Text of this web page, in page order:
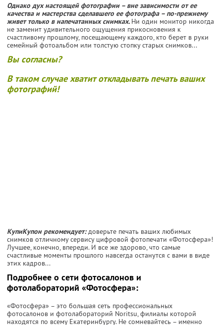
Однако дух настоящей фотографии – вне зависимости от ее
качества и мастерства сделавшего ее фотографа – по-прежнему
живет только в напечатанных снимках. Ни один монитор никогда
не заменит удивительного ощущения прикосновения к
счастливому прошлому, посещающему каждого, кто берет в руки
семейный фотоальбом или толстую стопку старых снимков...
Вы согласны?
В таком случае хватит откладывать печать ваших
фотографий!
КупиКупон рекомендует:доверьте печать ваших любимых
снимков отличному сервису цифровой фотопечати «Фотосфера»!
Лучшее, конечно, впереди. И все же здорово, что самые
счастливые моменты прошлого навсегда останутся с вами в виде
этих кадров...
Подробнее о сети фотосалонов и
фотолабораторий «Фотосфера»:
«Фотосфера» – это большая сеть профессиональных
фотосалонов и фотолабораторий Noritsu, филиалы которой
находятся по всему Екатеринбургу. Не сомневайтесь – именно